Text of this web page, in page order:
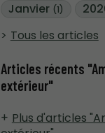
Janvier (1)
Tous les articles
Articles récents
extérieur"
Plus d'articles